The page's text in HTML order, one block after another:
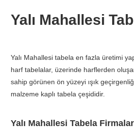
Yalı Mahallesi
Yalı Mahallesi tabela en fazla üretimi
harf tabelalar, üzerinde harflerden
sahip görünen ön yüzeyi ışık
malzeme kaplı tabela çeşididir.
Yalı Mahallesi Tabela